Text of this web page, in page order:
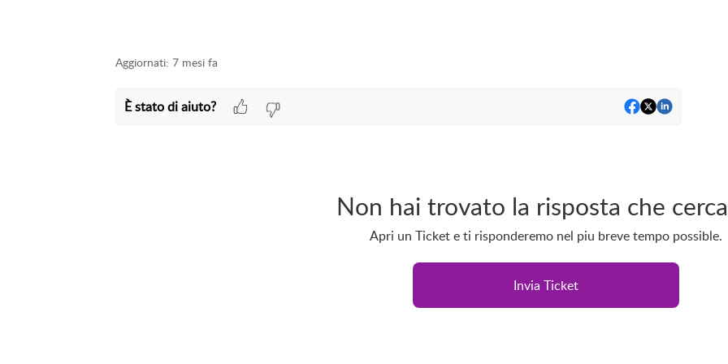
Aggiornati: 7 mesi fa
È stato di aiuto?
Non hai trovato la risposta che
Apri un Ticket e ti risponderemo nel piu breve tempo possible.
Invia Ticket